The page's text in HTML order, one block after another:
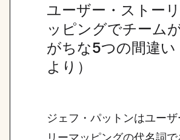
ユーザー・ストー
ッピングでチーム
がちな5つの間違い
より）
ジェフ・パットンはユー